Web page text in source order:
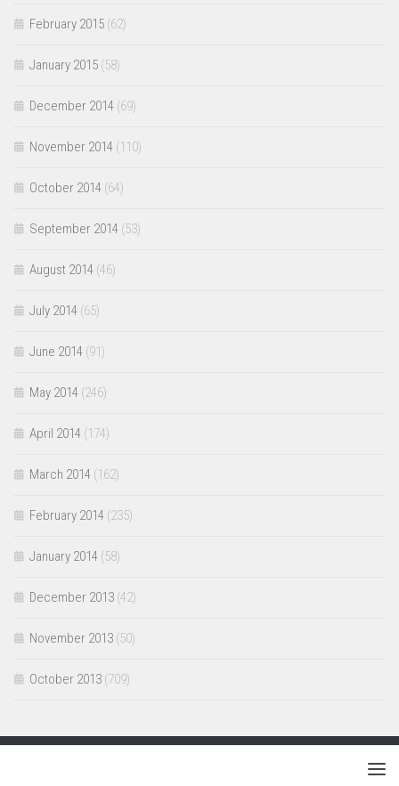
February 2015 (62)
January 2015 (58)
December 2014 (69)
November 2014 (110)
October 2014 (64)
September 2014 (53)
August 2014 (46)
July 2014 (65)
June 2014 (91)
May 2014 (246)
April 2014 (174)
March 2014 (162)
February 2014 (235)
January 2014 (58)
December 2013 (42)
November 2013 (50)
October 2013 (709)